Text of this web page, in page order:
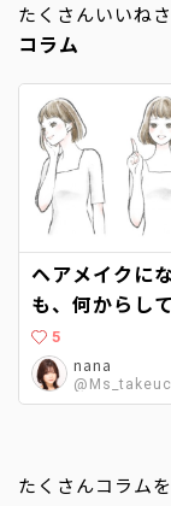
たくさんいいね
コラム
ヘアメイクに
も、何からし
らない…。〜現
クに聞くヘア
アーティスト
5
nana
たくさんコラム